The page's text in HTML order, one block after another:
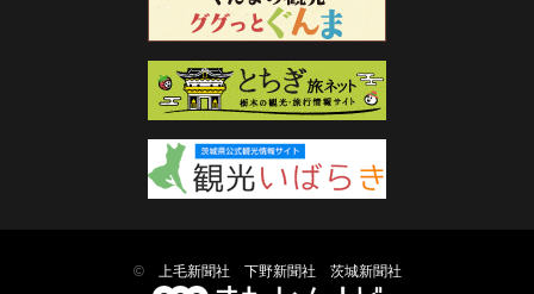
© 上毛新聞社 下野新聞社 茨城新聞社